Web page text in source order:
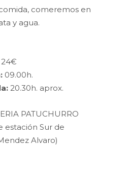
comeremos en
y agua.
24€
09.00h.
20.30h. aprox.
PATUCHURRO
estación Sur de
Alvaro)